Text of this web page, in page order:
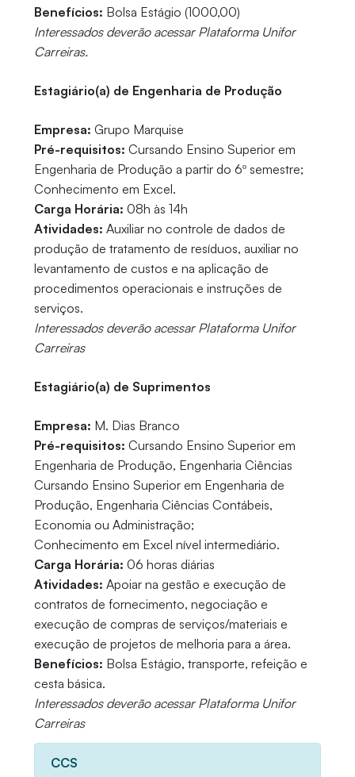
Benefícios: Bolsa Estágio (1000,00)
Interessados deverão acessar Plataforma Unifor
Carreiras.
Estagiário(a) de Engenharia de Produção
Empresa: Grupo Marquise
Pré-requisitos: Cursando Ensino Superior em
Engenharia de Produção a partir do 6º semestre;
Conhecimento em Excel.
Carga Horária: 08h às 14h
Atividades: Auxiliar no controle de dados de
produção de tratamento de resíduos, auxiliar no
levantamento de custos e na aplicação de
procedimentos operacionais e instruções de
serviços.
Interessados deverão acessar Plataforma Unifor
Carreiras
Estagiário(a) de Suprimentos
Empresa: M. Dias Branco
Pré-requisitos: Cursando Ensino Superior em
Engenharia de Produção, Engenharia Ciências
Cursando Ensino Superior em Engenharia de
Produção, Engenharia Ciências Contábeis,
Economia ou Administração;
Conhecimento em Excel nível intermediário.
Carga Horária: 06 horas diárias
Atividades: Apoiar na gestão e execução de
contratos de fornecimento, negociação e
execução de compras de serviços/materiais e
execução de projetos de melhoria para a área.
Benefícios: Bolsa Estágio, transporte, refeição e
cesta básica.
Interessados deverão acessar Plataforma Unifor
Carreiras
CCS